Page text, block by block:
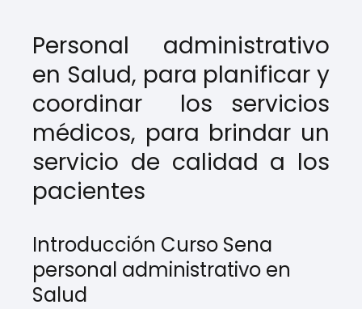
Personal administrativo
en Salud, para planificar y
coordinar los servicios
médicos, para brindar un
servicio de calidad a los
pacientes
Introducción Curso Sena
personal administrativo en
Salud